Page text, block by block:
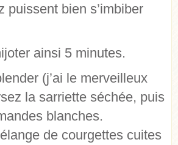
puissent bien s’imbiber
ainsi 5 minutes.
(j’ai le merveilleux
la sarriette séchée, puis
blanches.
de courgettes cuites